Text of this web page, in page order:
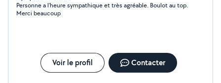
Personne a l’heure sympathique et très agréable. Boulot au top.
Merci beaucoup
Voir le profil Contacter